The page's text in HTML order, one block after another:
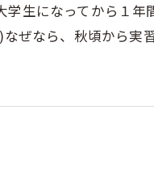
生になってから１年
ぜなら、秋頃から実